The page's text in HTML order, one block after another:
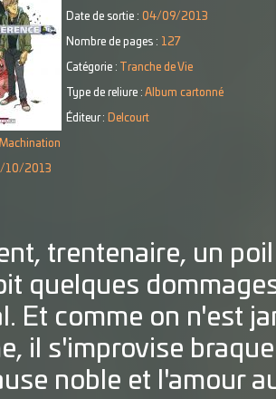
Date de sortie : 04/09/2013
Nombre de pages : 127
Catégorie : Tranche de Vie
Type de reliure : Album cartonné
Éditeur : Delcourt
Machination
10/2013
trentenaire, un
quelques
Et comme on n'est
il s'improvise
noble et l'amour